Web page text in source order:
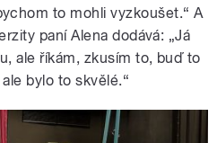
to mohli vyzkoušet.“ A
paní Alena dodává: „Já
ale říkám, zkusím to, buď to
bylo to skvělé.“